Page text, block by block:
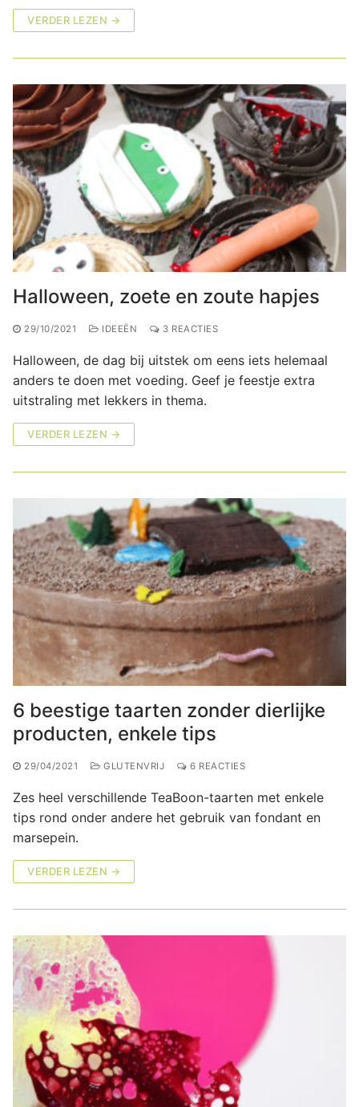
VERDER LEZEN →
Halloween, zoete en zoute hapjes
29/10/2021 IDEEËN 3 REACTIES
Halloween, de dag bij uitstek om eens iets helemaal
anders te doen met voeding. Geef je feestje extra
uitstraling met lekkers in thema.
VERDER LEZEN →
6 beestige taarten zonder dierlijke
producten, enkele tips
29/04/2021 GLUTENVRIJ 6 REACTIES
Zes heel verschillende TeaBoon-taarten met enkele
tips rond onder andere het gebruik van fondant en
marsepein.
VERDER LEZEN →